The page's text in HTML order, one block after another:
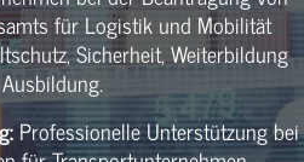
für Logistik und Mobilität
Sicherheit, Weiterbildung
Professionelle Unterstützung bei